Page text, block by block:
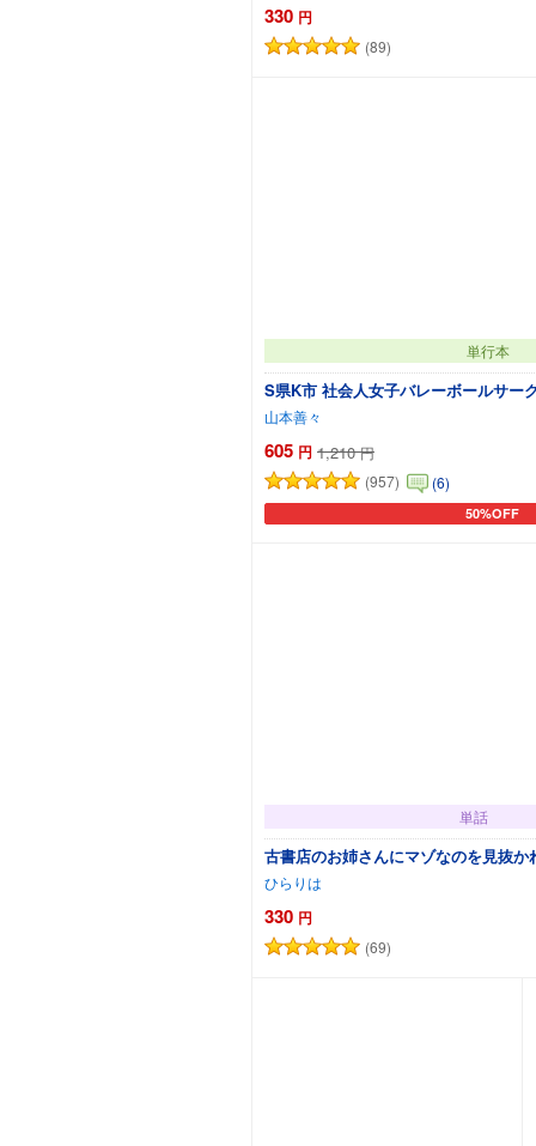
330 円
(89)
単行本
S県K市 社会人女子バレーボールサー
山本善々
605 円 1,210 円
(957)
(6)
50%OFF
カートに追
単話
古書店のお姉さんにマゾなのを見抜
ひらりは
330 円
(69)